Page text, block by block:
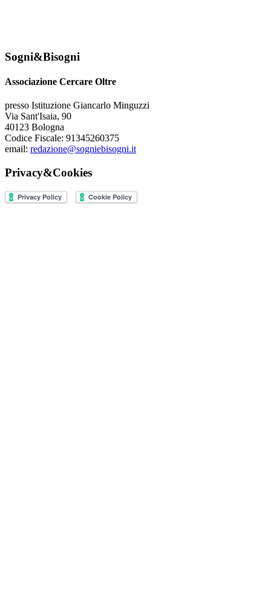
Sogni&Bisogni
Associazione Cercare Oltre
presso Istituzione Giancarlo Minguzzi
Via Sant'Isaia, 90
40123 Bologna
Codice Fiscale: 91345260375
email: redazione@sogniebisogni.it
Privacy&Cookies